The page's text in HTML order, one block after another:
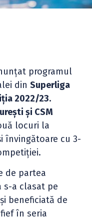
programul
din Superliga
2022/23.
și CSM
locuri la
învingătoare cu 3-
de partea
s-a clasat pe
beneficiată de
în seria